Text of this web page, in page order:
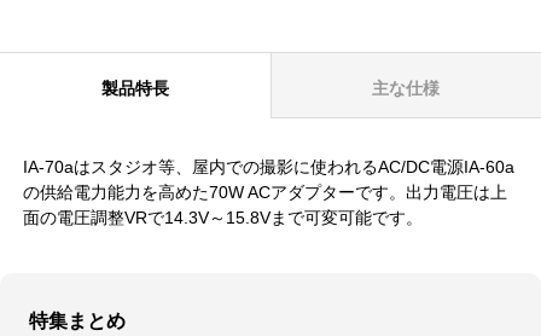
製品特長 主な仕様
IA-70aはスタジオ等、屋内での撮影に使われるAC/DC電源IA-60a
の供給電力能力を高めた70W ACアダプターです。出力電圧は上
面の電圧調整VRで14.3V～15.8Vまで可変可能です。
特集まとめ